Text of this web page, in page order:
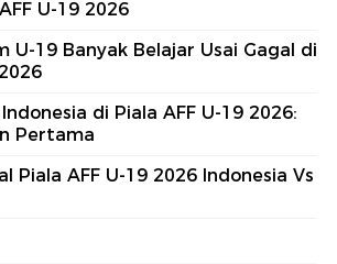
U-19 2026
U-19 Banyak Belajar Usai Gagal di
di Piala AFF U-19 2026:
Pertama
Piala AFF U-19 2026 Indonesia Vs